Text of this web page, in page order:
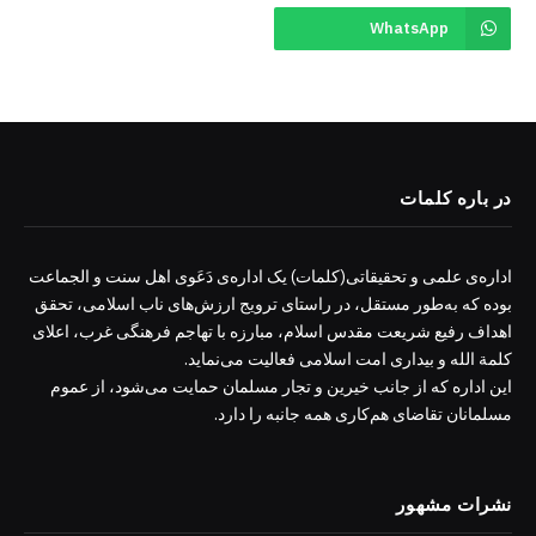
WhatsApp
در باره کلمات
اداره‌ی علمی و تحقیقاتی(کلمات) یک اداره‌ی دَعَوی اهل سنت و الجماعت
بوده که به‌طور مستقل، در راستای ترویج ارزش‌های ناب اسلامی، تحقق
اهداف رفیع شریعت مقدس اسلام، مبارزه با تهاجم فرهنگی غرب، اعلای
کلمة الله و بیداری امت اسلامی فعالیت می‌نماید.
این اداره که از جانب خیرین و تجار مسلمان حمایت می‌شود، از عموم
مسلمانان تقاضای هم‌کاری همه جانبه را دارد.
نشرات مشهور